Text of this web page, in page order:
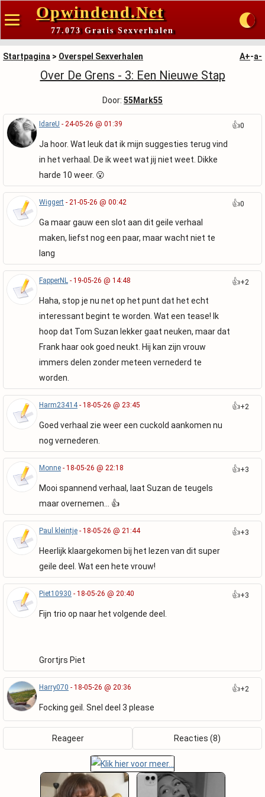
Opwindend.Net
77.073 Gratis Sexverhalen
Startpagina > Overspel Sexverhalen A+-a-
Over De Grens - 3: Een Nieuwe Stap
Door: 55Mark55
IdareU - 24-05-26 @ 01:39
Ja hoor. Wat leuk dat ik mijn suggesties terug vind
in het verhaal. De ik weet wat jij niet weet. Dikke
harde 10 weer. 😮
👍0
Wiggert - 21-05-26 @ 00:42
Ga maar gauw een slot aan dit geile verhaal
maken, liefst nog een paar, maar wacht niet te
lang
👍0
FapperNL - 19-05-26 @ 14:48
Haha, stop je nu net op het punt dat het echt
interessant begint te worden. Wat een tease! Ik
hoop dat Tom Suzan lekker gaat neuken, maar dat
Frank haar ook goed neukt. Hij kan zijn vrouw
immers delen zonder meteen vernederd te
worden.
👍+2
Harm23414- 18-05-26 @ 23:45
Goed verhaal zie weer een cuckold aankomen nu
nog vernederen.
👍+2
Monne - 18-05-26 @ 22:18
Mooi spannend verhaal, laat Suzan de teugels
maar overnemen… 👍
👍+3
Paul kleintje - 18-05-26 @ 21:44
Heerlijk klaargekomen bij het lezen van dit super
geile deel. Wat een hete vrouw!
👍+3
Piet10930 - 18-05-26 @ 20:40
Fijn trio op naar het volgende deel.
Grortjrs Piet
👍+3
Harry070 - 18-05-26 @ 20:36
Focking geil. Snel deel 3 please
👍+2
Reageer Reacties (8)